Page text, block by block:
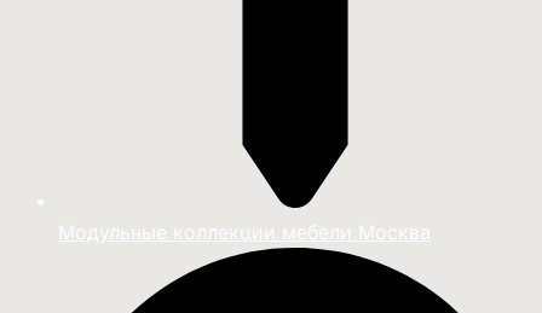
Модульные коллекции мебели Москва